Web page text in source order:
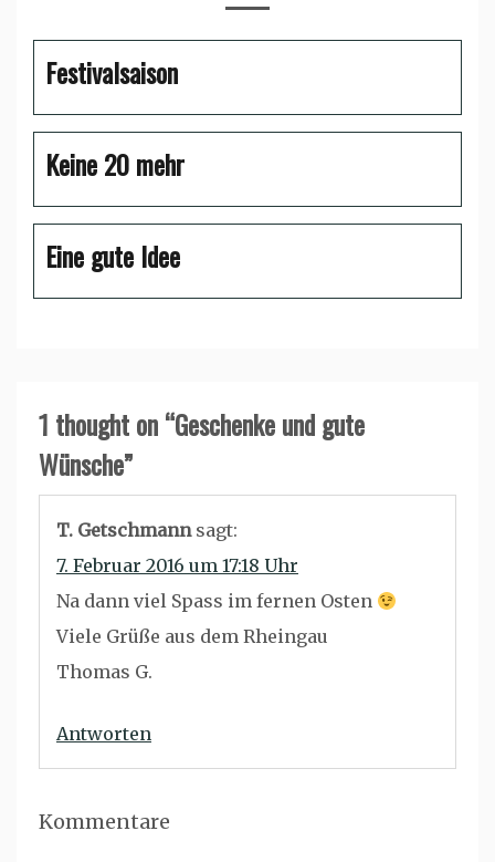
Festivalsaison
Keine 20 mehr
Eine gute Idee
1 thought on “Geschenke und gute
Wünsche”
T. Getschmann sagt:
7. Februar 2016 um 17:18 Uhr
Na dann viel Spass im fernen Osten
Viele Grüße aus dem Rheingau
Thomas G.
Antworten
Kommentare